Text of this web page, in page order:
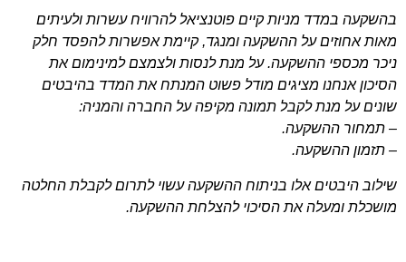
בהשקעה במדד מניות קיים פוטנציאל להרוויח עשרות ולעיתים
מאות אחוזים על ההשקעה ומנגד, קיימת אפשרות להפסד חלק
ניכר מכספי ההשקעה. על מנת לנסות ולצמצם למינימום את
הסיכון אנחנו מציגים מודל פשוט המנתח את המדד בהיבטים
שונים על מנת לקבל תמונה מקיפה על החברה והמניה:
– תמחור ההשקעה.
– תזמון ההשקעה.
שילוב היבטים אלו בניתוח ההשקעה עשוי לתרום לקבלת החלטה
מושכלת ומעלה את הסיכוי להצלחת ההשקעה.